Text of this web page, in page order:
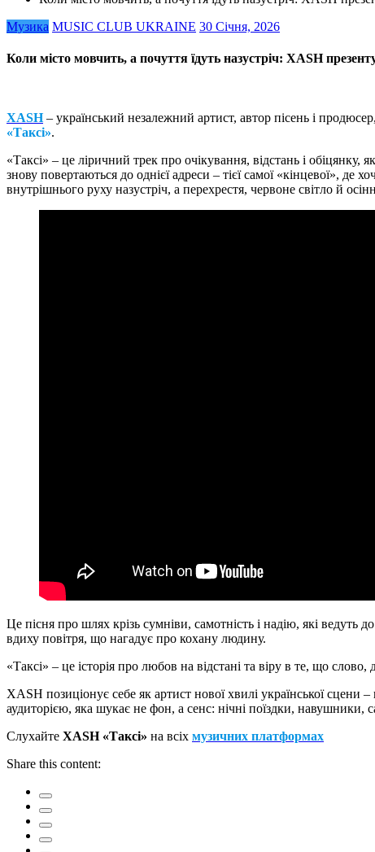
Музика MUSIC CLUB UKRAINE 30 Січня, 2026
Коли місто мовчить, а почуття їдуть назустріч: XASH
XASH– український незалежний артист, автор пісень і
«Таксі».
«Таксі» – це ліричний трек про очікування, відстань і обіцянку,
знову повертаються до однієї адреси – тієї самої «кінцевої», де
внутрішнього руху назустріч, а перехрестя, червоне світло й
Це пісня про шлях крізь сумніви, самотність і надію, які
вдиху повітря, що нагадує про кохану людину.
«Таксі» – це історія про любов на відстані та віру в те, що
XASH позиціонує себе як артист нової хвилі української
аудиторією, яка шукає не фон, а сенс: нічні поїздки, навушники,
Слухайте XASH «Таксі» на всіх музичних платформах
Share this content: